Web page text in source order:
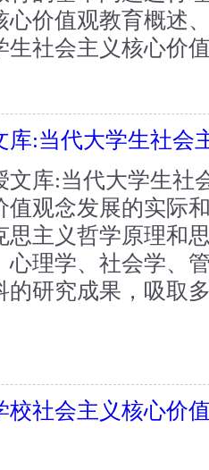
心价值观教育概述
生社会主义核心价
库:当代大学生社会
文库:当代大学生
值观念发展的实际
思主义哲学原理和
心理学、社会学、
的研究成果，吸取
校社会主义核心价